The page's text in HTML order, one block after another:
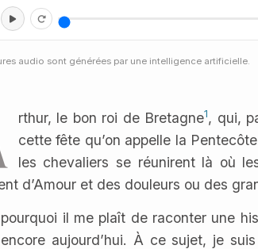
audio sont générées par une intelligence artificielle.
rthur, le bon roi de Bretagne1, qui,
cette fête qu’on appelle la
les chevaliers se réunirent là où
d’Amour et des douleurs ou des
pourquoi il me plaît de raconter une
aujourd’hui. À ce sujet, je